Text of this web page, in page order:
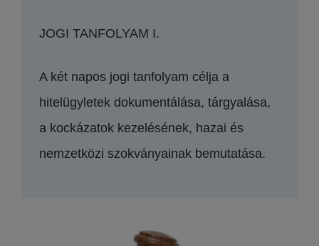
JOGI TANFOLYAM I.
A két napos jogi tanfolyam célja a
hitelügyletek dokumentálása, tárgyalása,
a kockázatok kezelésének, hazai és
nemzetközi szokványainak bemutatása.